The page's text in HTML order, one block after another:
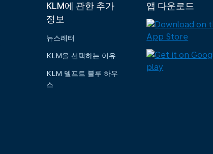
KLM에 관한 추가
정보
뉴스레터
KLM을 선택하는 이유
KLM 델프트 블루 하우
스
앱 다운로드